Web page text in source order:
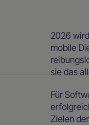
2026
mobile
sie das
Für
Zielen